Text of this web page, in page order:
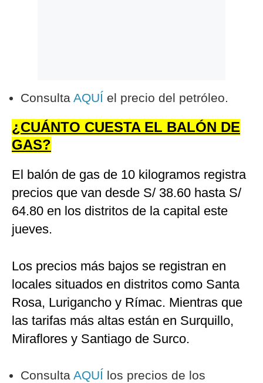
Consulta AQUÍ el precio del petróleo.
¿CUÁNTO CUESTA EL BALÓN DE
GAS?
El balón de gas de 10 kilogramos registra
precios que van desde S/ 38.60 hasta S/
64.80 en los distritos de la capital este
jueves.
Los precios más bajos se registran en
locales situados en distritos como Santa
Rosa, Lurigancho y Rímac. Mientras que
las tarifas más altas están en Surquillo,
Miraflores y Santiago de Surco.
Consulta AQUÍ los precios de los